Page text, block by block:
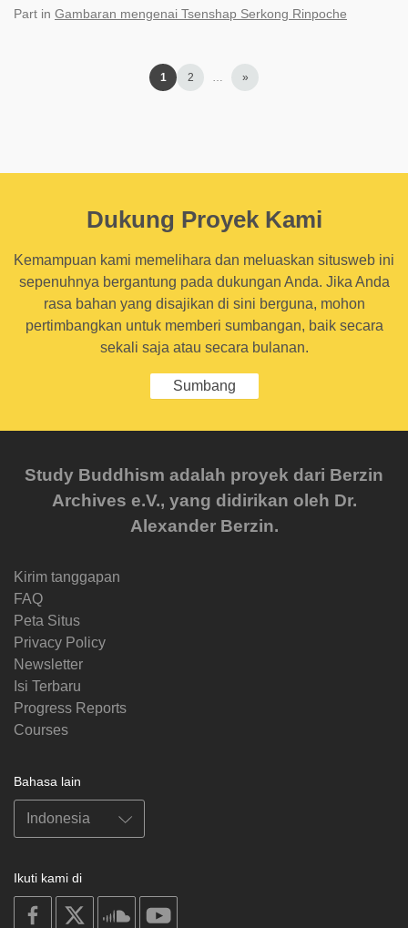
Part in Gambaran mengenai Tsenshap Serkong Rinpoche
1 2 … »
Dukung Proyek Kami
Kemampuan kami memelihara dan meluaskan situsweb ini
sepenuhnya bergantung pada dukungan Anda. Jika Anda
rasa bahan yang disajikan di sini berguna, mohon
pertimbangkan untuk memberi sumbangan, baik secara
sekali saja atau secara bulanan.
Sumbang
Study Buddhism adalah proyek dari Berzin
Archives e.V., yang didirikan oleh Dr.
Alexander Berzin.
Kirim tanggapan
FAQ
Peta Situs
Privacy Policy
Newsletter
Isi Terbaru
Progress Reports
Courses
Bahasa lain
Ikuti kami di
on
facebook
soundcloud